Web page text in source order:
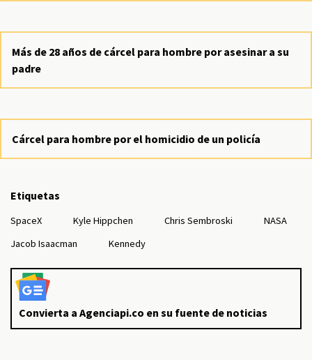
Más de 28 años de cárcel para hombre por asesinar a su
padre
Cárcel para hombre por el homicidio de un policía
Etiquetas
SpaceX Kyle Hippchen Chris Sembroski
NASA
Jacob Isaacman
Kennedy
Convierta a Agenciapi.co en su fuente de noticias